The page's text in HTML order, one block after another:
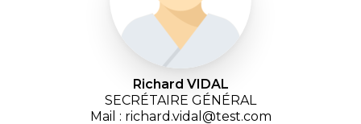
Richard VIDAL
SECRÉTAIRE GÉNÉRAL
Mail : richard.vidal@test.com